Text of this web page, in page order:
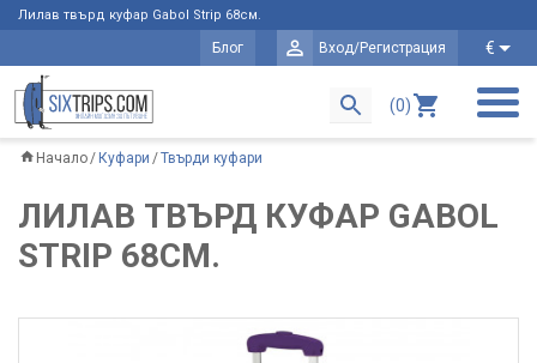
Лилав твърд куфар Gabol Strip 68см.
Блог Вход/Регистрация €
(0)
Начало Куфари Твърди куфари
ЛИЛАВ ТВЪРД КУФАР GABOL
STRIP 68СМ.